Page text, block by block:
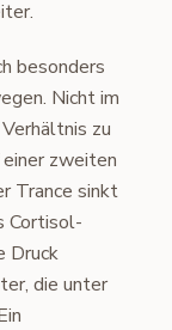
besonders
Nicht im
zu
zweiten
Trance sinkt
Cortisol-
Druck
die unter